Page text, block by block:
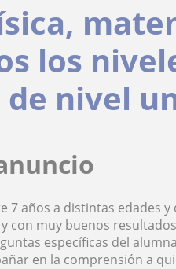
los
nivel
años a distintas edades
con muy buenos
específicas del
en la comprensión a